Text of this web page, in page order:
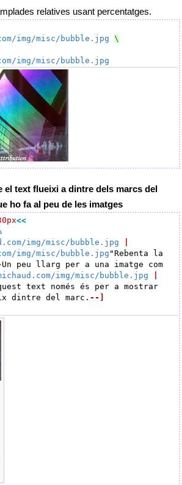
relatives usant percentatges.
img/misc/bubble.jpg
img/misc/bubble.jpg
el text flueixi a dintre dels marcs del
ho fa al peu de les imatges
<<
img/misc/bubble.jpg
img/misc/bubble.jpg "Rebenta la
Un peu llarg per a una imatge com
img/misc/bubble.jpg
text només és per a mostrar
dintre del marc. --]